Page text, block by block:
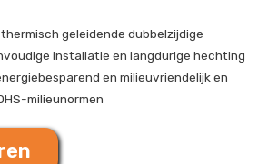
geleidende dubbelzijdige
installatie en langdurige hechting
en milieuvriendelijk en
milieunormen